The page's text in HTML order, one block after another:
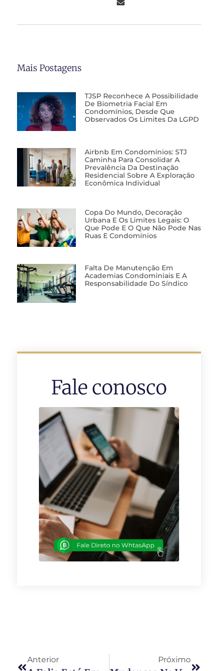
Mais Postagens
TJSP Reconhece A Possibilidade
De Biometria Facial Em
Condomínios, Desde Que
Observados Os Limites Da LGPD
Airbnb Em Condomínios: STJ
Caminha Para Consolidar A
Prevalência Da Destinação
Residencial Sobre A Exploração
Econômica Individual
Copa Do Mundo, Decoração
Urbana E Os Limites Legais: O
Que Pode E O Que Não Pode Nas
Ruas E Condomínios
Falta De Manutenção Em
Academias Condominiais E A
Responsabilidade Do Síndico
Fale conosco
Anterior Próximo